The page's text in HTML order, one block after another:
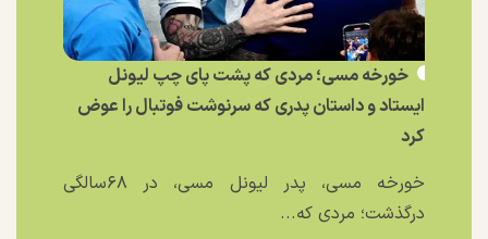
خورخه مسی؛ مردی که پشت پای چپ لیونل
ایستاد و داستان پدری که سرنوشت فوتبال را عوض
کرد
خورخه مسی، پدر لیونل مسی، در ۶۸سالگی
درگذشت؛ مردی که...